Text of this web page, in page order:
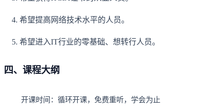
4. 希望提高网络技术水平的人员。
5. 希望进入IT行业的零基础、想转行人员。
四、课程大纲
开课时间：循环开课，免费重听，学会为止